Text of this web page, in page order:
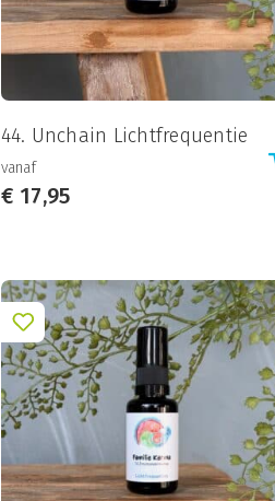
44. Unchain Lichtfrequentie
vanaf
€ 17,95